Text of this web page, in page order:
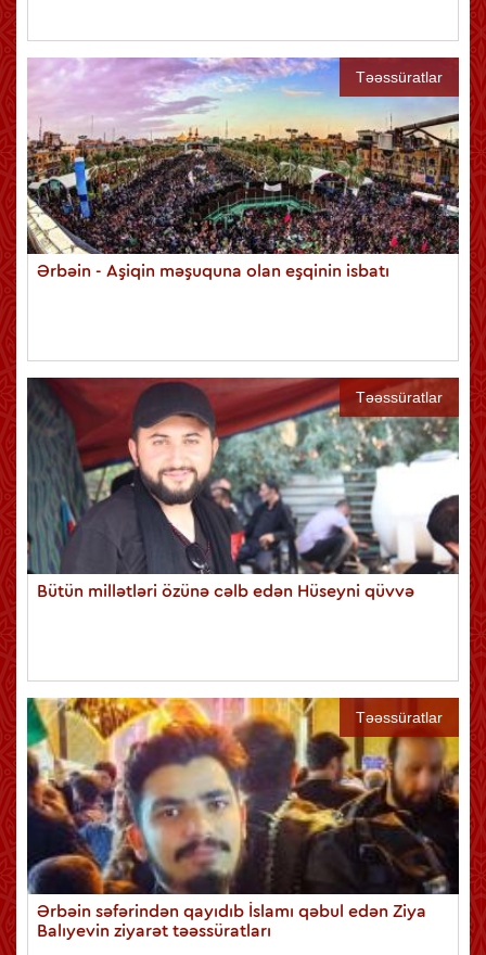
Təəssüratlar
Ərbəin - Aşiqin məşuquna olan eşqinin isbatı
Təəssüratlar
Bütün millətləri özünə cəlb edən Hüseyni qüvvə
Təəssüratlar
Ərbəin səfərindən qayıdıb İslamı qəbul edən Ziya
Balıyevin ziyarət təəssüratları